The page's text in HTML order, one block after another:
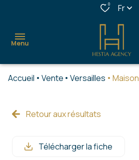
0 Fr
Menu
acheter
estimer
Accueil Vente Versailles Maison
Retour aux résultats
Télécharger la fiche